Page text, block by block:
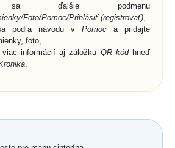
sa ďalšie podmenu
Foto/Pomoc/Prihlásiť (registrovať)
podľa návodu v Pomoc a pridajte
foto,
informácií aj záložku QR kódhneď